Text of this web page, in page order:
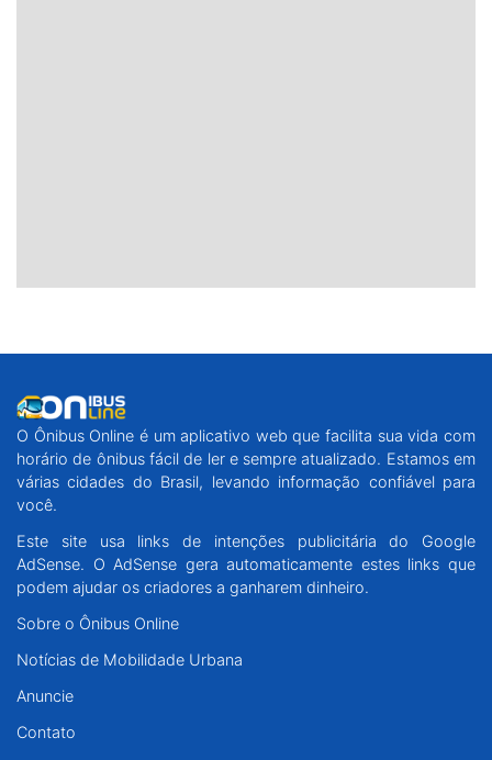
O Ônibus Online é um aplicativo web que facilita sua vida com
horário de ônibus fácil de ler e sempre atualizado. Estamos em
várias cidades do Brasil, levando informação confiável para
você.
Este site usa links de intenções publicitária do Google
AdSense. O AdSense gera automaticamente estes links que
podem ajudar os criadores a ganharem dinheiro.
Sobre o Ônibus Online
Notícias de Mobilidade Urbana
Anuncie
Contato